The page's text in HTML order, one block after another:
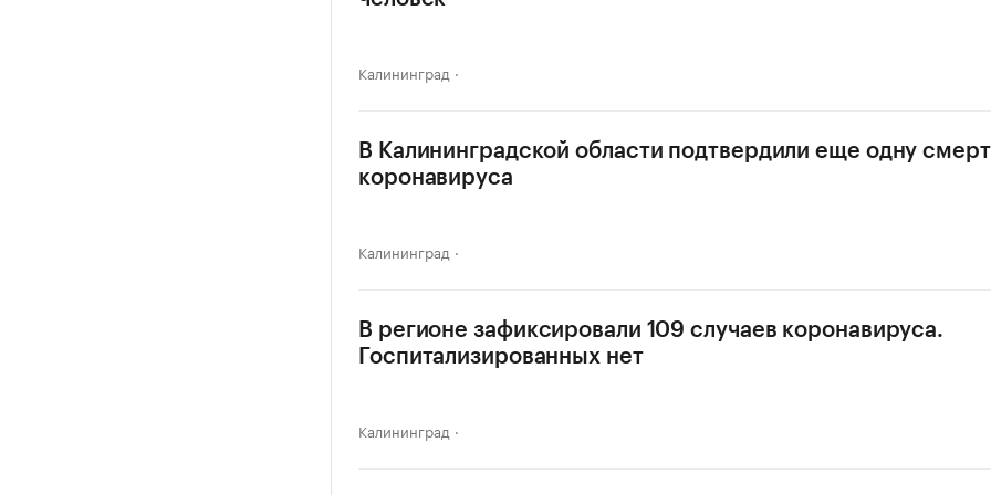
Калининград
В Калининградской области подтвердили еще одну
коронавируса
Калининград
В регионе зафиксировали 109 случаев коронавируса.
Госпитализированных нет
Калининград